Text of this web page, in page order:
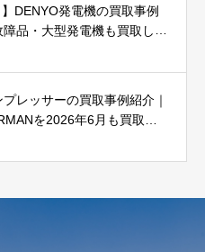
】DENYO発電機の買取事例
障品・大型発電機も買取しま
レッサーの買取事例紹介｜
を2026年6月も買取強